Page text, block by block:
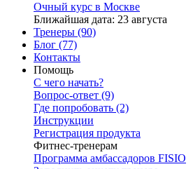
Очный курс в Москве
Ближайшая дата: 23 августа
Тренеры (90)
Блог (77)
Контакты
Помощь
С чего начать?
Вопрос-ответ (9)
Где попробовать (2)
Инструкции
Регистрация продукта
Фитнес-тренерам
Программа амбассадоров FISIO